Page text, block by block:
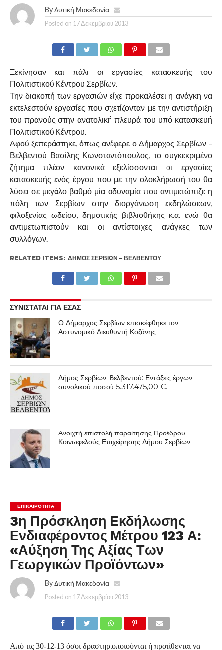
By Δυτική Μακεδονία
Posted on 17 Δεκεμβρίου 2013
Ξεκίνησαν και πάλι οι εργασίες κατασκευής του
Πολιτιστικού Κέντρου Σερβίων.
Την διακοπή των εργασιών είχε προκαλέσει η ανάγκη να
εκτελεστούν εργασίες που σχετίζονταν με την αντιστήριξη
του πρανούς στην ανατολική πλευρά του υπό κατασκευή
Πολιτιστικού Κέντρου.
Αφού ξεπεράστηκε, όπως ανέφερε ο Δήμαρχος Σερβίων –
Βελβεντού Βασίλης Κωνσταντόπουλος, το συγκεκριμένο
ζήτημα πλέον κανονικά εξελίσσονται οι εργασίες
κατασκευής ενός έργου που με την ολοκλήρωσή του θα
λύσει σε μεγάλο βαθμό μία αδυναμία που αντιμετώπιζε η
πόλη των Σερβίων στην διοργάνωση εκδηλώσεων,
φιλοξενίας ωδείου, δημοτικής βιβλιοθήκης κ.α. ενώ θα
αντιμετωπιστούν και οι αντίστοιχες ανάγκες των
συλλόγων.
RELATED ITEMS: ΔΉΜΟΣ ΣΕΡΒΊΩΝ – ΒΕΛΒΕΝΤΟΎ
ΣΥΝΙΣΤΑΤΑΙ ΓΙΑ ΕΣΑΣ
Ο Δήμαρχος Σερβίων επισκέφθηκε τον
Αστυνομικό Διευθυντή Κοζάνης
Δήμος Σερβίων–Βελβεντού: Εντάξεις έργων
συνολικού ποσού 5.317.475,00 €.
Ανοιχτή επιστολή παραίτησης Προέδρου
Κοινωφελούς Επιχείρησης Δήμου Σερβίων
ΕΠΙΚΑΙΡΟΤΗΤΑ
3η Πρόσκληση Εκδήλωσης
Ενδιαφέροντος Μέτρου 123 Α:
«Αύξηση Της Αξίας Των
Γεωργικών Προϊόντων»
By Δυτική Μακεδονία
Posted on 17 Δεκεμβρίου 2013
Από τις 30-12-13 όσοι δραστηριοποιούνται ή προτίθενται να